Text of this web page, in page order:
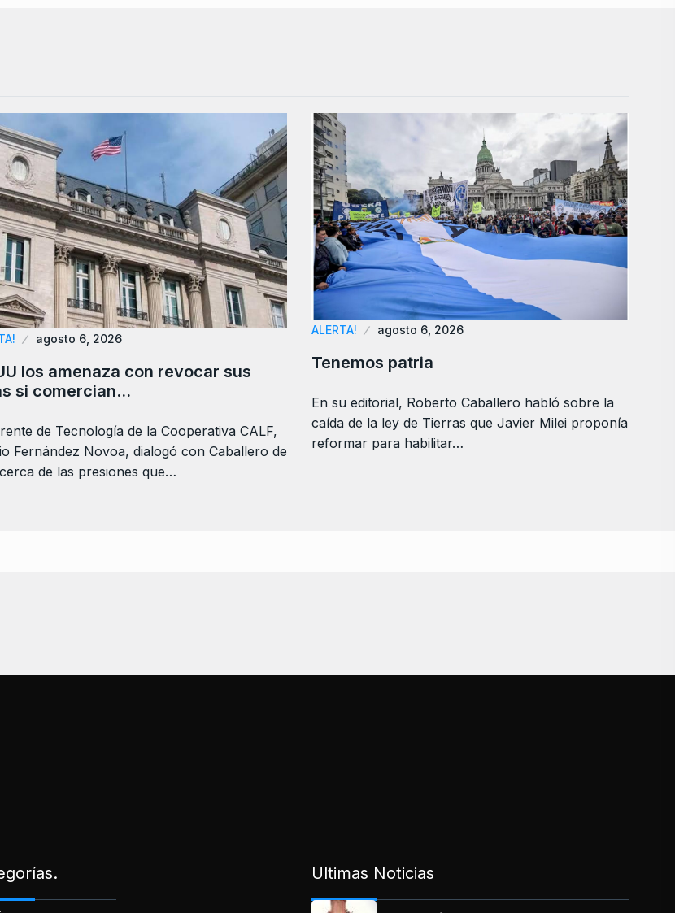
agosto 6, 2026
los amenaza con revocar sus
si comercian…
de Tecnología de la Cooperativa CALF,
Fernández Novoa, dialogó con Caballero de
de las presiones que…
ALERTA! agosto 6, 2026
Tenemos patria
En su editorial, Roberto Caballero habló sobre la
caída de la ley de Tierras que Javier Milei proponía
reformar para habilitar…
Ultimas Noticias